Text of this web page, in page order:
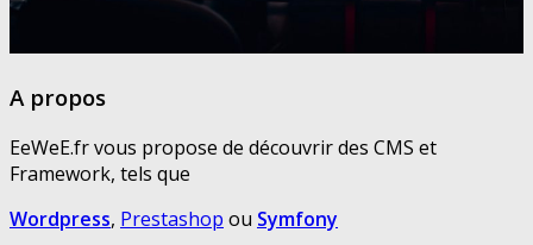
A propos
EeWeE.fr vous propose de découvrir des CMS et
Framework, tels que
Wordpress, Prestashop ou Symfony